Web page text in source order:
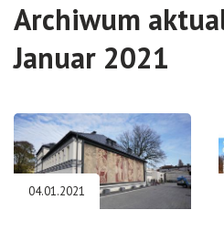
Archiwum
Januar 2021
04.01.2021